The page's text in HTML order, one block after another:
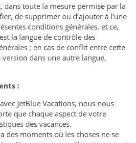
dans toute la mesure permise par la
de supprimer ou d’ajouter à l’une
conditions générales, et ce,
la langue de contrôle des
; en cas de conflit entre cette
dans une autre langue,
:
JetBlue Vacations, nous nous
que chaque aspect de votre
des vacances.
des moments où les choses ne se